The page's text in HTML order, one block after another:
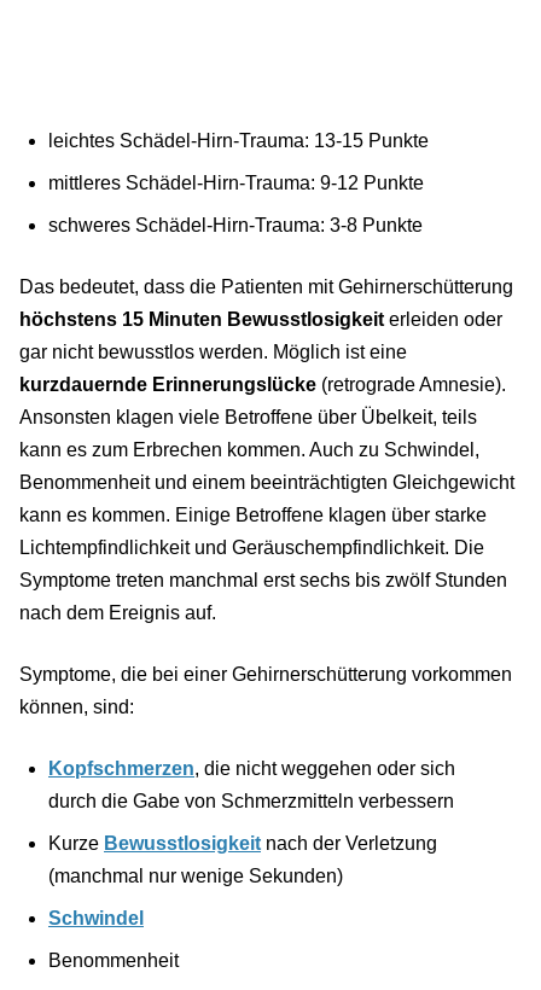
leichtes Schädel-Hirn-Trauma: 13-15 Punkte
mittleres Schädel-Hirn-Trauma: 9-12 Punkte
schweres Schädel-Hirn-Trauma: 3-8 Punkte
Das bedeutet, dass die Patienten mit Gehirnerschütterung
höchstens 15 Minuten Bewusstlosigkeit erleiden oder
gar nicht bewusstlos werden. Möglich ist eine
kurzdauernde Erinnerungslücke (retrograde Amnesie).
Ansonsten klagen viele Betroffene über Übelkeit, teils
kann es zum Erbrechen kommen. Auch zu Schwindel,
Benommenheit und einem beeinträchtigten Gleichgewicht
kann es kommen. Einige Betroffene klagen über starke
Lichtempfindlichkeit und Geräuschempfindlichkeit. Die
Symptome treten manchmal erst sechs bis zwölf Stunden
nach dem Ereignis auf.
Symptome, die bei einer Gehirnerschütterung vorkommen
können, sind:
Kopfschmerzen, die nicht weggehen oder sich
durch die Gabe von Schmerzmitteln verbessern
Kurze Bewusstlosigkeit nach der Verletzung
(manchmal nur wenige Sekunden)
Schwindel
Benommenheit